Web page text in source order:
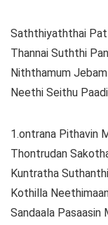
Saththiyaththai
Thannai Suththi
Niththamum
Neethi Seithu
1.ontrana Pithavin
Thontrudan
Kuntratha
Kothilla
Sandaala Pasaasin